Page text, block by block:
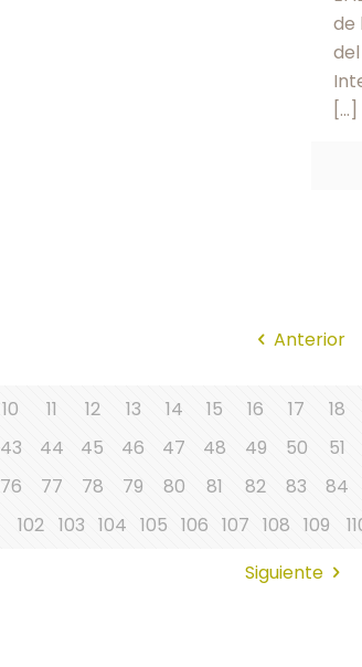
de
[…]
Anterior
10 11 12 13 14 15 16 17 18
43 44 45 46 47 48 49 50 51
76 77 78 79 80 81 82 83 84
102 103 104 105 106 107 108 109
Siguiente